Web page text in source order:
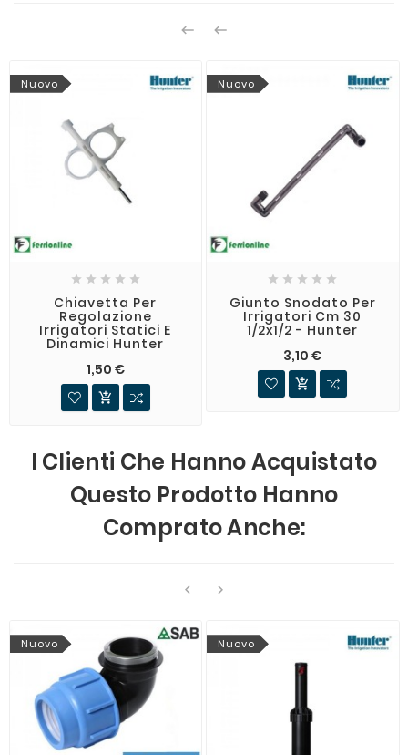
 
Nuovo
    
Chiavetta Per
Regolazione
Irrigatori Statici E
Dinamici Hunter
1,50 €

Nuovo
    
Giunto Snodato Per
Irrigatori Cm 30
1/2x1/2 - Hunter
3,10 €

I Clienti Che Hanno Acquistato
Questo Prodotto Hanno
Comprato Anche:
 
Nuovo Nuovo